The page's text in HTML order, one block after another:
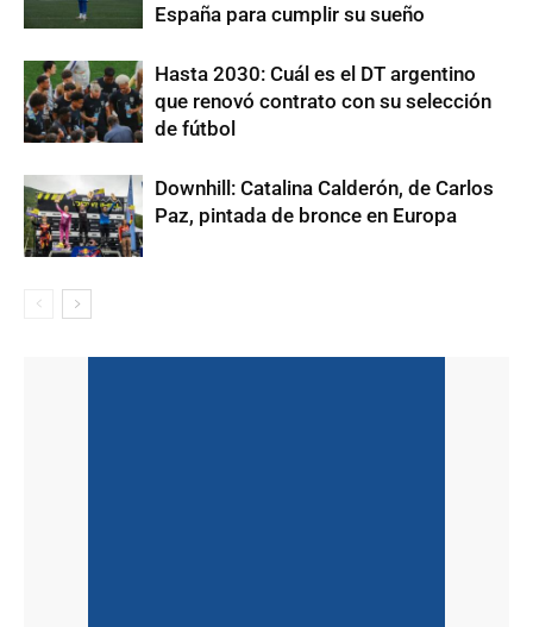
España para cumplir su sueño
Hasta 2030: Cuál es el DT argentino
que renovó contrato con su selección
de fútbol
Downhill: Catalina Calderón, de Carlos
Paz, pintada de bronce en Europa